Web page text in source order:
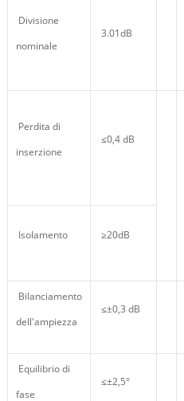
Divisione
nominale
3.01dB
Perdita di
inserzione
≤0,4 dB
Isolamento ≥20dB
Bilanciamento
dell'ampiezza
≤±0,3 dB
Equilibrio di
fase
≤±2,5°